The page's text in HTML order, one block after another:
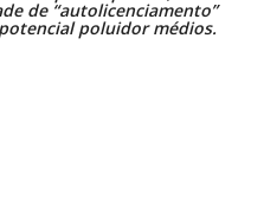
de “autolicenciamento”
poluidor médios.